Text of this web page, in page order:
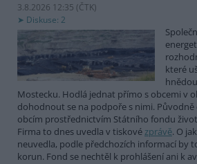
3.8.2026 12:35 (ČTK)
Diskuse: 2
které
Mostecku. Hodlá jednat přímo s obcemi v
dohodnout se na podpoře s nimi. Původně
obcím prostřednictvím Státního fondu
Firma to dnes uvedla v tiskovézprávě. O
neuvedla, podle předchozích informací by
korun. Fond se nechtěl k prohlášení ani k